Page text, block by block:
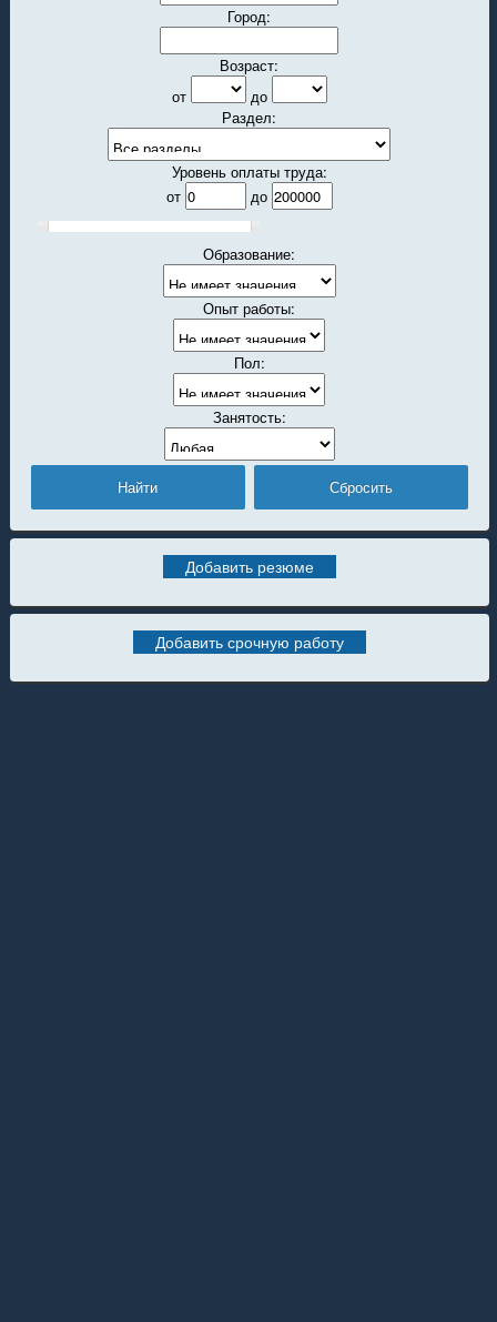
Город:
Возраст:
от
до
Раздел:
Уровень оплаты труда:
от
до
Образование:
Опыт работы:
Пол:
Занятость:
Добавить резюме
Добавить срочную работу